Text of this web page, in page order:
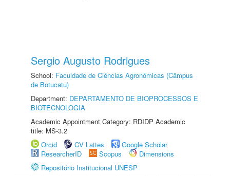
Sergio Augusto Rodrigues
School: Faculdade de Ciências Agronômicas (Câmpus
de Botucatu)
Department: DEPARTAMENTO DE BIOPROCESSOS E
BIOTECNOLOGIA
Academic Appointment Category: RDIDP Academic
title: MS-3.2
Orcid
CV Lattes
Google Scholar
ResearcherID
Scopus
Dimensions
Repositório Institucional UNESP